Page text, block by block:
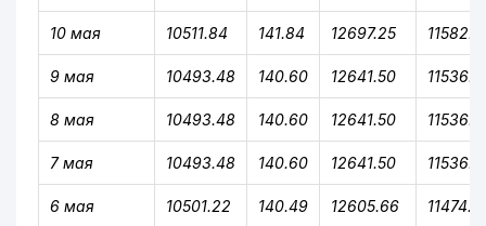
10 мая 10511.84 141.84 12697.25
9 мая 10493.48 140.60 12641.50
8 мая 10493.48 140.60 12641.50
7 мая 10493.48 140.60 12641.50
6 мая 10501.22 140.49 12605.66